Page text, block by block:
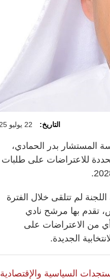
التاريخ: 22 يوليو 2025
المستشار بدر الحمادي،
للاعتراضات على طلبات
لم تتلقى خلال الفترة
تقدم بها مرشح نادي
أي من الاعتراضات على
الجديدة.
السياسية والإقتصادية